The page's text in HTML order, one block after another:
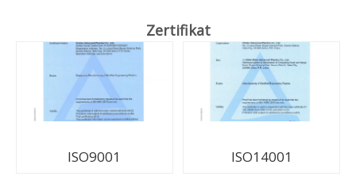
Zertifikat
ISO9001 ISO14001